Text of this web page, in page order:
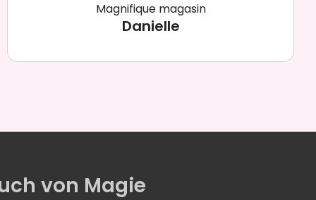
Magnifique magasin
Danielle
von Magie